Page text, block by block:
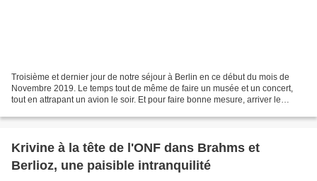
Troisième et dernier jour de notre séjour à Berlin en ce début du mois de
Novembre 2019. Le temps tout de même de faire un musée et un concert,
tout en attrapant un avion le soir. Et pour faire bonne mesure, arriver le
Krivine à la tête de l'ONF dans Brahms et
Berlioz, une paisible intranquilité